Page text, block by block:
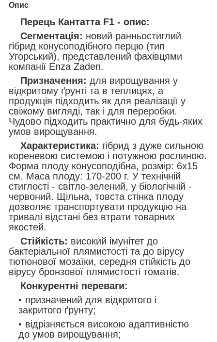
Опис
Перець Кантатта F1 - опис:
Сегментація: новий ранньостиглий
гібрид конусоподібного перцю (тип
Угорський), представлений фахівцями
компанії Enza Zaden.
Призначення: для вирощування у
відкритому ґрунті та в теплицях, а
продукція підходить як для реалізації у
свіжому вигляді, так і для переробки.
Чудово підходить практично для будь-яких
умов вирощування.
Характеристика: гібрид з дуже сильною
кореневою системою і потужною рослиною.
Форма плоду конусоподібна, розмір: 6х15
см. Маса плоду: 170-200 г. У технічній
стиглості - світло-зелений, у біологічній -
червоний. Щільна, товста стінка плоду
дозволяє транспортувати продукцію на
тривалі відстані без втрати товарних
якостей.
Стійкість: високий імунітет до
бактеріальної плямистості та до вірусу
тютюнової мозаїки, середня стійкість до
вірусу бронзової плямистості томатів.
Конкурентні переваги:
призначений для відкритого і
закритого ґрунту;
відрізняється високою адаптивністю
до умов вирощування;